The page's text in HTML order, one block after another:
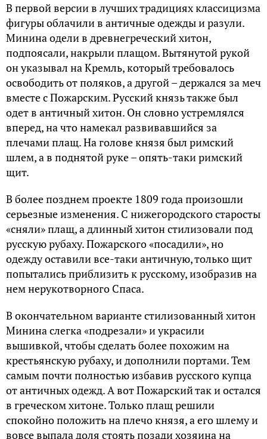
В первой версии в лучших традициях классицизма
фигуры облачили в античные одежды и разули.
Минина одели в древнегреческий хитон,
подпоясали, накрыли плащом. Вытянутой рукой
он указывал на Кремль, который требовалось
освободить от поляков, а другой – держался за меч
вместе с Пожарским. Русский князь также был
одет в античный хитон. Он словно устремлялся
вперед, на что намекал развивавшийся за
плечами плащ. На голове князя был римский
шлем, а в поднятой руке – опять-таки римский
щит.
В более позднем проекте 1809 года произошли
серьезные изменения. С нижегородского старосты
«сняли» плащ, а длинный хитон стилизовали под
русскую рубаху. Пожарского «посадили», но
одежду оставили все-таки античную, только щит
попытались приблизить к русскому, изобразив на
нем нерукотворного Спаса.
В окончательном варианте стилизованный хитон
Минина слегка «подрезали» и украсили
вышивкой, чтобы сделать более похожим на
крестьянскую рубаху, и дополнили портами. Тем
самым почти полностью избавив русского купца
от античных одежд. А вот Пожарский так и остался
в греческом хитоне. Только плащ решили
спокойно положить на плечо князя, а его шлему и
вовсе выпала доля стоять позади хозяина на